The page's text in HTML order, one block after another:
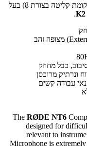
) בשילוב עם מיקרופון דו-כיווני (עקומת קליטה בצורת 8) בעל
K2
.
) מצופה זהב
כבל מחוזק
עבודה קשים
The RØDE NT6
designed for
relevant to
Microphone is